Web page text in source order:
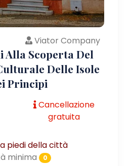
Viator Company
Alla Scoperta Del
Delle Isole
Principi
Cancellazione
gratuita
piedi della città
minima
0